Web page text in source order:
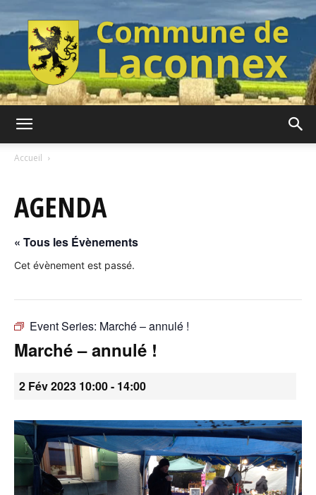
Laconnex
Canton
Accueil
AGENDA
« Tous les Évènements
Cet évènement est passé.
Event Series: Marché – annulé !
Marché – annulé !
2 Fév 2023 10:00- 14:00